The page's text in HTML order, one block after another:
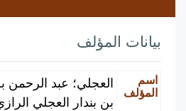
بيانات المؤلف
اسم
المؤلف
العجلي؛ عبد
بن بندار العجلي